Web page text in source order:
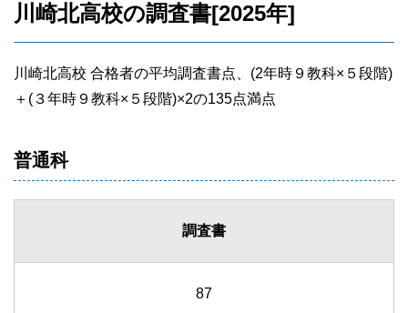
川崎北高校の調査書[2025年]
川崎北高校 合格者の平均調査書点、(2年時９教科×５段階)
＋(３年時９教科×５段階)×2の135点満点
普通科
調査書
87